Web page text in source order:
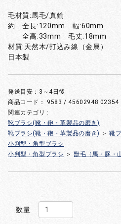
毛材質:馬毛/真鍮
約 全長:120mm 幅:60mm
全高:33mm 毛丈:18mm
材質:天然木/打込み線（金属）
日本製
発送目安：3～4日後
商品コード： 9583 / 45602948 02354
関連カテゴリ :
靴ブラシ(靴・鞄・革製品の磨き)
靴ブラシ(靴・鞄・革製品の磨き) ＞ 靴
小判型・角型ブラシ
小判型・角型ブラシ ＞ 獣毛（馬・豚・
数量